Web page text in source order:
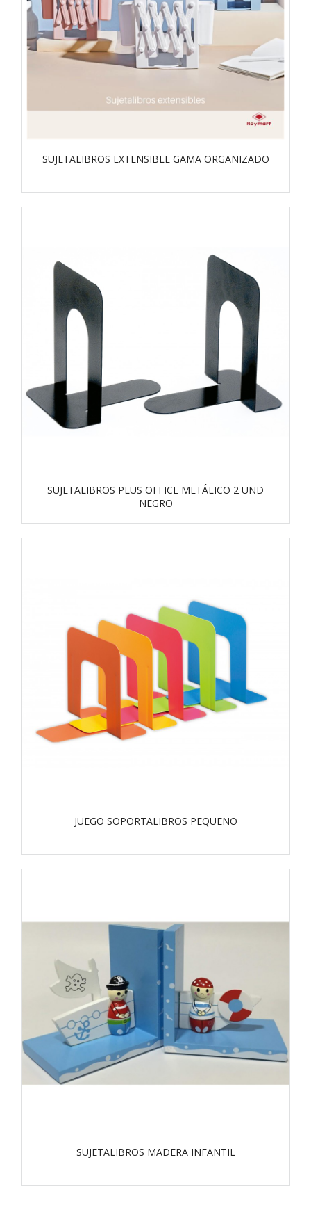
SUJETALIBROS EXTENSIBLE GAMA ORGANIZADO
SUJETALIBROS PLUS OFFICE METÁLICO 2 UND
NEGRO
JUEGO SOPORTALIBROS PEQUEÑO
SUJETALIBROS MADERA INFANTIL